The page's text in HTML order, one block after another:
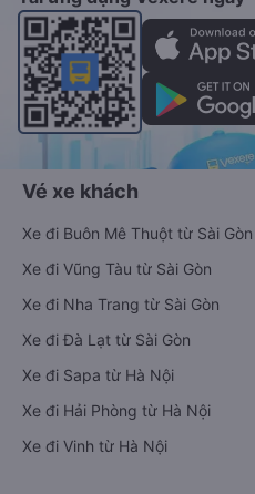
Vé xe khách
Xe đi Buôn Mê Thuột từ Sài Gòn
Xe đi Vũng Tàu từ Sài Gòn
Xe đi Nha Trang từ Sài Gòn
Xe đi Đà Lạt từ Sài Gòn
Xe đi Sapa từ Hà Nội
Xe đi Hải Phòng từ Hà Nội
Xe đi Vinh từ Hà Nội